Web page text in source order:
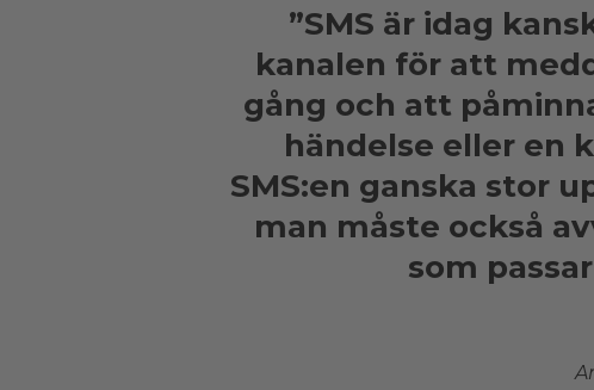
”SMS är idag
kanalen för att
gång och att
händelse eller en
SMS:en ganska stor
man måste också
som